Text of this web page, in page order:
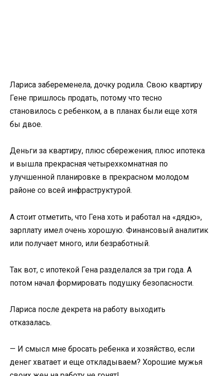
Лариса забеременела, дочку родила. Свою квартиру
Гене пришлось продать, потому что тесно
становилось с ребенком, а в планах были еще хотя
бы двое.
Деньги за квартиру, плюс сбережения, плюс ипотека
и вышла прекрасная четырехкомнатная по
улучшенной планировке в прекрасном молодом
районе со всей инфраструктурой.
А стоит отметить, что Гена хоть и работал на «дядю»,
зарплату имел очень хорошую. Финансовый аналитик
или получает много, или безработный.
Так вот, с ипотекой Гена разделался за три года. А
потом начал формировать подушку безопасности.
Лариса после декрета на работу выходить
отказалась.
— И смысл мне бросать ребенка и хозяйство, если
денег хватает и еще откладываем? Хорошие мужья